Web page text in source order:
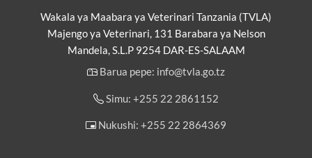
Wakala ya Maabara ya Veterinari Tanzania (TVLA)
Majengo ya Veterinari, 131 Barabara ya Nelson
Mandela, S.L.P 9254 DAR-ES-SALAAM
Barua pepe: info@tvla.go.tz
Simu: +255 22 2861152
Nukushi: +255 22 2864369